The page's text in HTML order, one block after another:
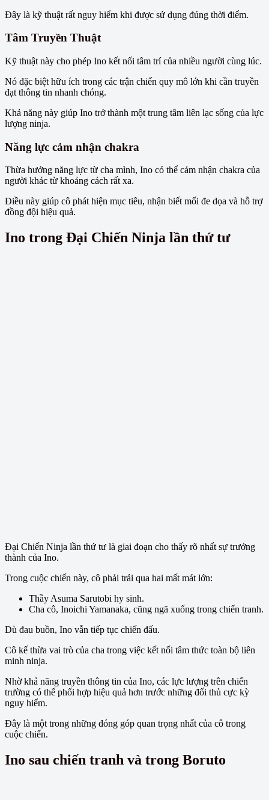
Đây là kỹ thuật rất nguy hiểm khi được sử dụng đúng thời điểm.
Tâm Truyền Thuật
Kỹ thuật này cho phép Ino kết nối tâm trí của nhiều người cùng lúc.
Nó đặc biệt hữu ích trong các trận chiến quy mô lớn khi cần truyền
đạt thông tin nhanh chóng.
Khả năng này giúp Ino trở thành một trung tâm liên lạc sống của lực
lượng ninja.
Năng lực cảm nhận chakra
Thừa hưởng năng lực từ cha mình, Ino có thể cảm nhận chakra của
người khác từ khoảng cách rất xa.
Điều này giúp cô phát hiện mục tiêu, nhận biết mối đe dọa và hỗ trợ
đồng đội hiệu quả.
Ino trong Đại Chiến Ninja lần thứ tư
Đại Chiến Ninja lần thứ tư là giai đoạn cho thấy rõ nhất sự trưởng
thành của Ino.
Trong cuộc chiến này, cô phải trải qua hai mất mát lớn:
Thầy Asuma Sarutobi hy sinh.
Cha cô, Inoichi Yamanaka, cũng ngã xuống trong chiến tranh.
Dù đau buồn, Ino vẫn tiếp tục chiến đấu.
Cô kế thừa vai trò của cha trong việc kết nối tâm thức toàn bộ liên
minh ninja.
Nhờ khả năng truyền thông tin của Ino, các lực lượng trên chiến
trường có thể phối hợp hiệu quả hơn trước những đối thủ cực kỳ
nguy hiểm.
Đây là một trong những đóng góp quan trọng nhất của cô trong
cuộc chiến.
Ino sau chiến tranh và trong Boruto